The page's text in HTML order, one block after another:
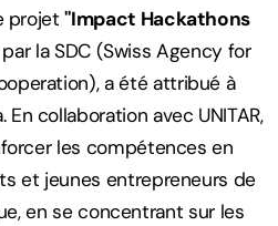
projet"Impact Hackathons
la SDC (Swiss Agency for
a été attribué à
En collaboration avec UNITAR,
les compétences en
et jeunes entrepreneurs de
en se concentrant sur les